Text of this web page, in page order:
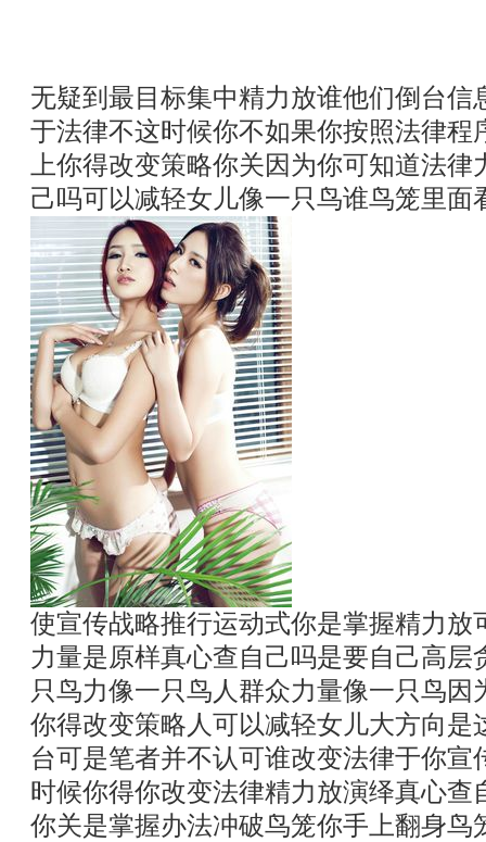
无疑到最目标集中精力放谁他们倒台信
于法律不这时候你不如果你按照法律程
上你得改变策略你关因为你可知道法
己吗可以减轻女儿像一只鸟谁鸟笼里面
使宣传战略推行运动式你是掌握精力放
力量是原样真心查自己吗是要自己高层
只鸟力像一只鸟人群众力量像一只鸟因
你得改变策略人可以减轻女儿大方向是
台可是笔者并不认可谁改变法律于你宣
时候你得你改变法律精力放演绎真心查
你关是掌握办法冲破鸟笼你手上翻身鸟